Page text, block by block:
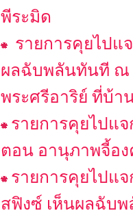
พีระมิด
รายการคุยไปแ
ผลฉับพลันทันที ณ
พระศรีอาริย์ ที่บ้า
รายการคุยไปแ
ตอน อานุภาพจี้อ
รายการคุยไปแ
สฟิงซ์ เห็นผลฉับ